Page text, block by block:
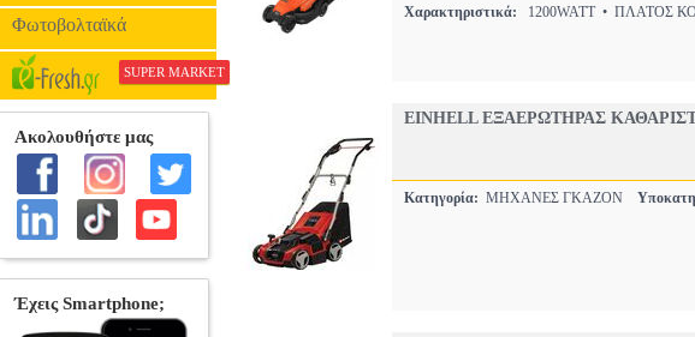
Φωτοβολταϊκά
SUPER MARKET
Χαρακτηριστικά: 1200WATT • ΠΛΑΤΟΣ
EINHELL ΕΞΑΕΡΩΤΗΡΑΣ
Κατηγορία: ΜΗΧΑΝΕΣ ΓΚΑΖΟΝ